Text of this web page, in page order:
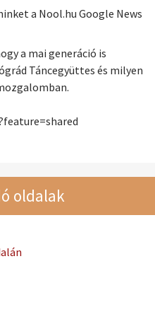
a Nool.hu Google News
a mai generáció is
Táncegyüttes és milyen
oldalak